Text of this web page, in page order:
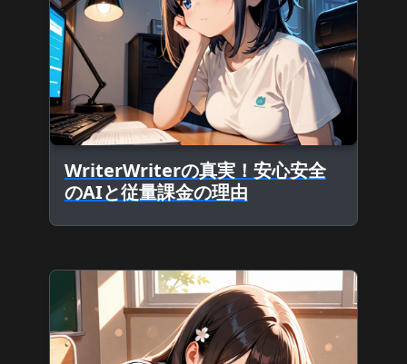
WriterWriterの真実！安心安全
のAIと従量課金の理由